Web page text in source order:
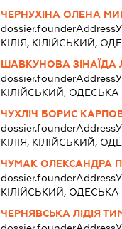
ЧЕРНУХІНА ОЛЕНА
dossier.founderAddress
КІЛІЯ, КІЛІЙСЬКИЙ,
ШАВКУНОВА ЗІНАЇДА
dossier.founderAddress
КІЛІЙСЬКИЙ, ОДЕСЬКА
ЧУХЛІЧ БОРИС
dossier.founderAddress
КІЛІЯ, КІЛІЙСЬКИЙ,
ЧУМАК ОЛЕКСАНДРА
dossier.founderAddress
КІЛІЙСЬКИЙ, ОДЕСЬКА
ЧЕРНЯВСЬКА ЛІДІЯ